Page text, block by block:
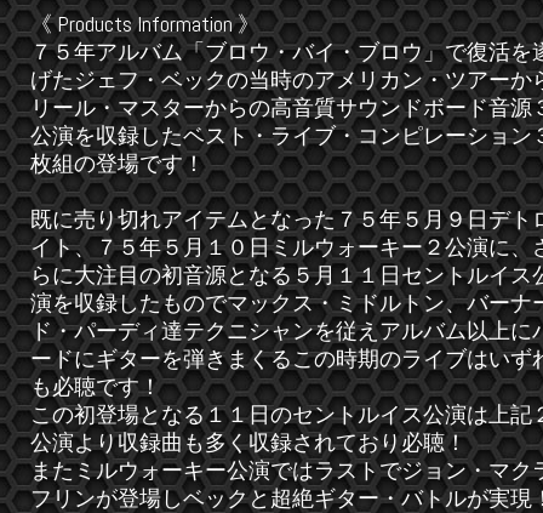
《 Products Information 》
７５年アルバム「ブロウ・バイ・ブロウ」で復活を
げたジェフ・ベックの当時のアメリカン・ツアーか
リール・マスターからの高音質サウンドボード音源
公演を収録したベスト・ライブ・コンピレーション
枚組の登場です！
既に売り切れアイテムとなった７５年５月９日デト
イト、７５年５月１０日ミルウォーキー２公演に、
らに大注目の初音源となる５月１１日セントルイス
演を収録したものでマックス・ミドルトン、バーナ
ド・パーディ達テクニシャンを従えアルバム以上に
ードにギターを弾きまくるこの時期のライブはいず
も必聴です！
この初登場となる１１日のセントルイス公演は上記
公演より収録曲も多く収録されており必聴！
またミルウォーキー公演ではラストでジョン・マク
フリンが登場しベックと超絶ギター・バトルが実現